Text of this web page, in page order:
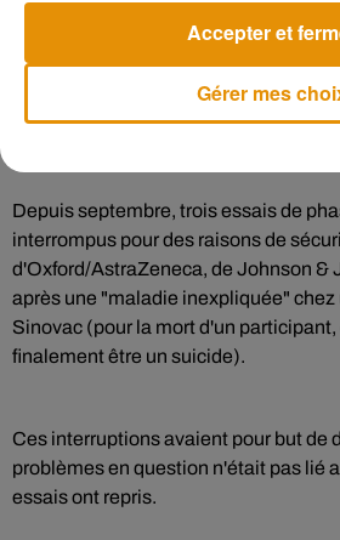
"Tout le monde souhaite qu'un vaccin
bonnes conditions le plus vite
confondre vitesse et précipitation: il
d'une analyse complète, rigoureuse et
déclaré à l'AFP l'immunologiste Alain
Depuis septembre, trois essais de
interrompus pour des raisons de
d'Oxford/AstraZeneca, de Johnson &
après une "maladie inexpliquée"
Sinovac (pour la mort d'un
finalement être un suicide).
Ces interruptions avaient pour but de
problèmes en question n'était pas lié
essais ont repris.
Gérer mes
Accepter et